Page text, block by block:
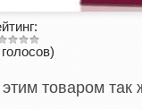
этим товаром так